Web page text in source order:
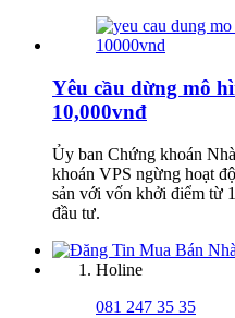
Yêu cầu dừng mô
10,000vnđ
Ủy ban Chứng khoán
khoán VPS ngừng hoạt
sản với vốn khởi điểm từ
đầu tư.
Holine
081 247 35 35